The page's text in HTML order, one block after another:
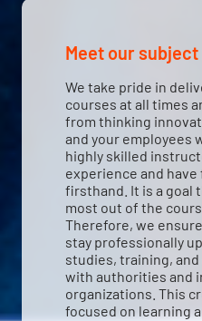
Meet our
We take pride in
courses at all times
from thinking
and your employees
highly skilled
experience and
firsthand. It is a goal
most out of the
Therefore, we
stay professionally
studies, training,
with authorities and
organizations. This
focused on learning